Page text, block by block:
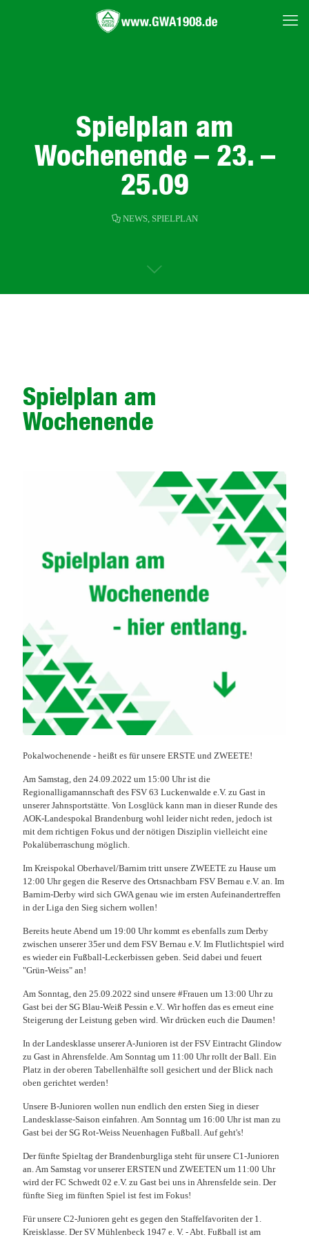
Spielplan am
Wochenende – 23. –
25.09
NEWS, SPIELPLAN
Spielplan am
Wochenende
Pokalwochenende - heißt es für unsere ERSTE und ZWEETE!
Am Samstag, den 24.09.2022 um 15:00 Uhr ist die
Regionalligamannschaft des FSV 63 Luckenwalde e.V. zu Gast in
unserer Jahnsportstätte. Von Losglück kann man in dieser Runde des
AOK-Landespokal Brandenburg wohl leider nicht reden, jedoch ist
mit dem richtigen Fokus und der nötigen Disziplin vielleicht eine
Pokalüberraschung möglich.
Im Kreispokal Oberhavel/Barnim tritt unsere ZWEETE zu Hause um
12:00 Uhr gegen die Reserve des Ortsnachbarn FSV Bernau e.V. an. Im
Barnim-Derby wird sich GWA genau wie im ersten Aufeinandertreffen
in der Liga den Sieg sichern wollen!
Bereits heute Abend um 19:00 Uhr kommt es ebenfalls zum Derby
zwischen unserer 35er und dem FSV Bernau e.V. Im Flutlichtspiel wird
es wieder ein Fußball-Leckerbissen geben. Seid dabei und feuert
"Grün-Weiss" an!
Am Sonntag, den 25.09.2022 sind unsere #Frauen um 13:00 Uhr zu
Gast bei der SG Blau-Weiß Pessin e.V.. Wir hoffen das es erneut eine
Steigerung der Leistung geben wird. Wir drücken euch die Daumen!
In der Landesklasse unserer A-Junioren ist der FSV Eintracht Glindow
zu Gast in Ahrensfelde. Am Sonntag um 11:00 Uhr rollt der Ball. Ein
Platz in der oberen Tabellenhälfte soll gesichert und der Blick nach
oben gerichtet werden!
Unsere B-Junioren wollen nun endlich den ersten Sieg in dieser
Landesklasse-Saison einfahren. Am Sonntag um 16:00 Uhr ist man zu
Gast bei der SG Rot-Weiss Neuenhagen Fußball. Auf geht's!
Der fünfte Spieltag der Brandenburgliga steht für unsere C1-Junioren
an. Am Samstag vor unserer ERSTEN und ZWEETEN um 11:00 Uhr
wird der FC Schwedt 02 e.V. zu Gast bei uns in Ahrensfelde sein. Der
fünfte Sieg im fünften Spiel ist fest im Fokus!
Für unsere C2-Junioren geht es gegen den Staffelfavoriten der 1.
Kreisklasse. Der SV Mühlenbeck 1947 e. V. - Abt. Fußball ist am